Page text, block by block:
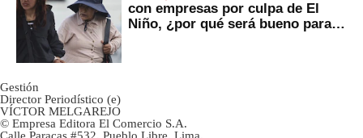
con empresas por culpa de El
Niño, ¿por qué será bueno para
Gestión
Director Periodístico (e)
VÍCTOR MELGAREJO
© Empresa Editora El Comercio S.A.